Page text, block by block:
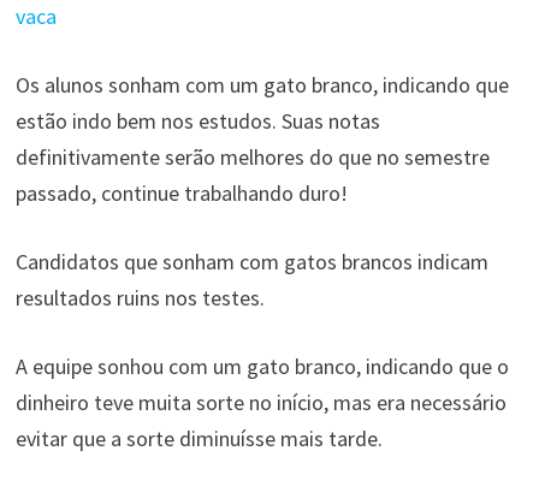
vaca
Os alunos sonham com um gato branco, indicando que
estão indo bem nos estudos. Suas notas
definitivamente serão melhores do que no semestre
passado, continue trabalhando duro!
Candidatos que sonham com gatos brancos indicam
resultados ruins nos testes.
A equipe sonhou com um gato branco, indicando que o
dinheiro teve muita sorte no início, mas era necessário
evitar que a sorte diminuísse mais tarde.